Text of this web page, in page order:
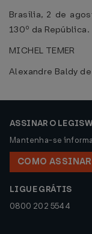
Brasília, 2 de
130º da República.
MICHEL TEMER
Alexandre Baldy
ASSINAR O
Mantenha-se
COMO ASSINAR
LIGUE GRÁTIS
0800 202 5544